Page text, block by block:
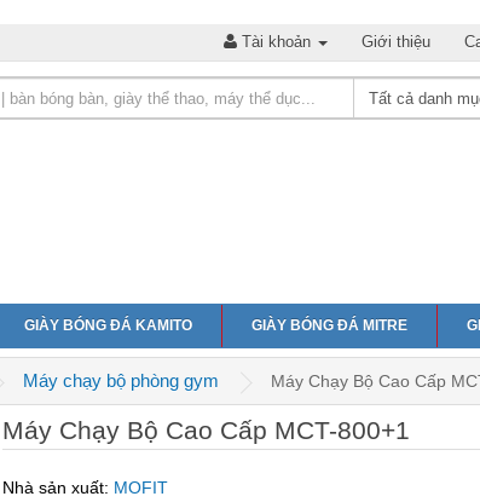
Tài khoản Giới thiệu
GIÀY BÓNG ĐÁ KAMITO GIÀY BÓNG ĐÁ MITRE
Máy chạy bộ phòng gym Máy Chạy Bộ Cao Cấp
Máy Chạy Bộ Cao Cấp MCT-800+1
Nhà sản xuất: MOFIT